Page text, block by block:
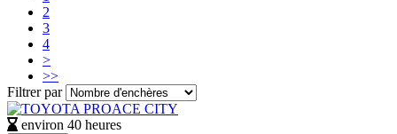
2
3
4
>
>>
Filtrer par
environ 40 heures